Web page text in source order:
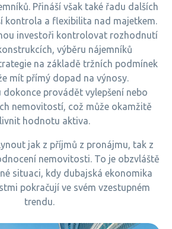
Přináší však také řadu dalších
kontrola a flexibilita nad majetkem.
investoři kontrolovat rozhodnutí
výběru nájemníků
na základě tržních podmínek
mít přímý dopad na výnosy.
provádět vylepšení nebo
nemovitostí, což může okamžitě
hodnotu aktiva.
jak z příjmů z pronájmu, tak z
nemovitosti. To je obzvláště
situaci, kdy dubajská ekonomika
pokračují ve svém vzestupném
trendu.